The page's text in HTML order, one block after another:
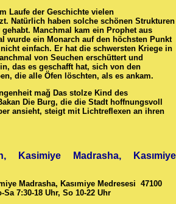
Laufe der Geschichte vielen
Natürlich haben solche schönen Strukturen
Manchmal kam ein Prophet aus
wurde ein Monarch auf den höchsten Punkt
einfach. Er hat die schwersten Kriege in
von Seuchen erschüttert und
das es geschafft hat, sich von den
die alle Öfen löschten, als es ankam.
mağ Das stolze Kind des
Die Burg, die die Stadt hoffnungsvoll
ansieht, steigt mit Lichtreflexen an ihren
Kasimiye Madrasha, Kasımiye
Madrasha, Kasımiye Medresesi 47100
7:30-18 Uhr, So 10-22 Uhr